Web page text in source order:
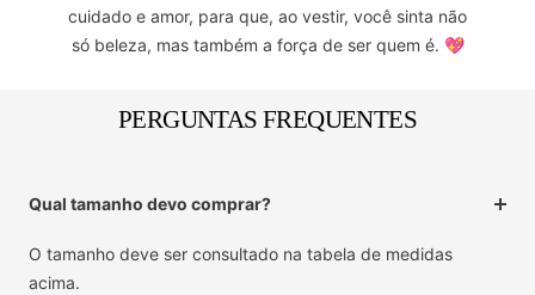
cuidado e amor, para que, ao vestir, você sinta não
só beleza, mas também a força de ser quem é. 💖
PERGUNTAS FREQUENTES
Qual tamanho devo comprar?
O tamanho deve ser consultado na tabela de medidas
acima.